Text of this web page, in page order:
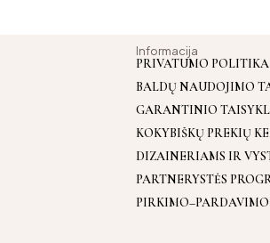
Informacija
PRIVATUMO POLITIKA
BALDŲ NAUDOJIMO
GARANTINIO
KOKYBIŠKŲ PREKIŲ
DIZAINERIAMS IR
PARTNERYSTĖS
PIRKIMO–PARDAVIMO